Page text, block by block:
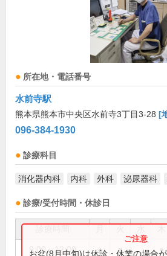
所在地・電話番号
水前寺駅
熊本県熊本市中央区水前寺3丁目3-28 [
096-384-1930
診療科目
消化器内科 内科 外科 泌尿器科
診療/受付時間・休診日
9:00～12:00 ● ● ●
お盆(8月中旬)は休診・休業の場合